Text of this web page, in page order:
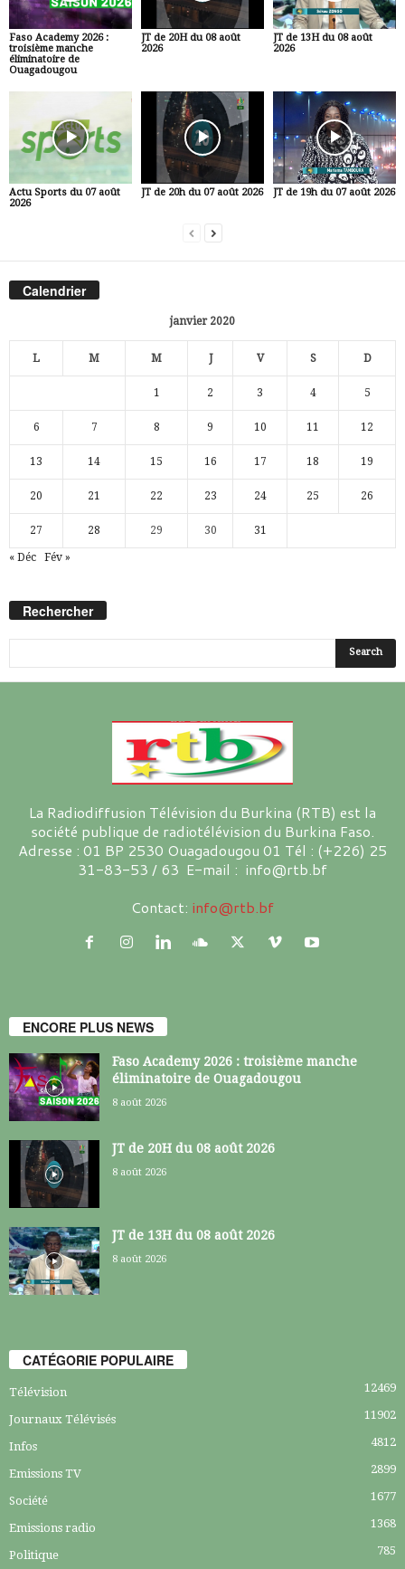
Faso Academy 2026 :
troisième manche
éliminatoire de
Ouagadougou
JT de 20H du 08 août
2026
JT de 13H du 08 août
2026
Actu Sports du 07 août
2026
JT de 20h du 07 août 2026 JT de 19h du 07 août 2026
Calendrier
janvier 2020
L M M J V S D
1 2 3 4 5
6 7 8 9 10 11 12
13 14 15 16 17 18 19
20 21 22 23 24 25 26
27 28 29 30 31
« Déc Fév »
Rechercher
La Radiodiffusion Télévision du Burkina (RTB) est la
société publique de radiotélévision du Burkina Faso.
Adresse : 01 BP 2530 Ouagadougou 01 Tél : (+226) 25
31-83-53 / 63 E-mail : info@rtb.bf
Contact: info@rtb.bf
ENCORE PLUS NEWS
Faso Academy 2026 : troisième manche
éliminatoire de Ouagadougou
8 août 2026
JT de 20H du 08 août 2026
8 août 2026
JT de 13H du 08 août 2026
8 août 2026
CATÉGORIE POPULAIRE
Télévision 12469
Journaux Télévisés 11902
Infos 4812
Emissions TV 2899
Société 1677
Emissions radio 1368
Politique 785